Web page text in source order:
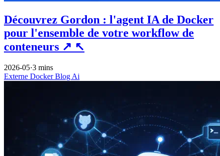
Découvrez Gordon : l'agent IA de Docker
pour l'ensemble de votre workflow de
conteneurs ↗ ↖
2026-05·3 mins
Externe DockerBlog Ai